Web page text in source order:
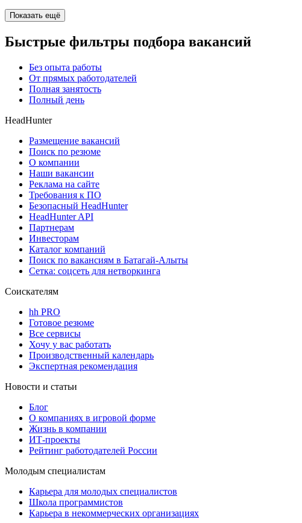
Показать ещё
Быстрые фильтры подбора вакансий
Без опыта работы
От прямых работодателей
Полная занятость
Полный день
HeadHunter
Размещение вакансий
Поиск по резюме
О компании
Наши вакансии
Реклама на сайте
Требования к ПО
Безопасный HeadHunter
HeadHunter API
Партнерам
Инвесторам
Каталог компаний
Поиск по вакансиям в Батагай-Алыты
Сетка: соцсеть для нетворкинга
Соискателям
hh PRO
Готовое резюме
Все сервисы
Хочу у вас работать
Производственный календарь
Экспертная рекомендация
Новости и статьи
Блог
О компаниях в игровой форме
Жизнь в компании
ИТ-проекты
Рейтинг работодателей России
Молодым специалистам
Карьера для молодых специалистов
Школа программистов
Карьера в некоммерческих организациях